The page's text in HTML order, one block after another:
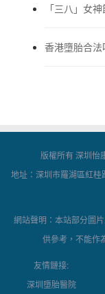
「三八」女
香港墮胎合
版權所有 深圳怡
地址：深圳市羅湖區紅
網站聲明：本站部分圖
供參考，不能作
友情鏈接:
深圳墮胎醫院